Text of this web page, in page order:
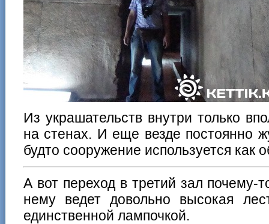
Из украшательств внутри только
на стенах. И еще везде постоянно
будто сооружение используется как
А вот переход в третий зал почему-
нему ведет довольно высокая
единственной лампочкой.